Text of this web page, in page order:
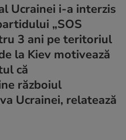
Ucrainei i-a interzis
„SOS
3 ani pe teritoriul
la Kiev motivează
că
războiul
Ucrainei, relatează